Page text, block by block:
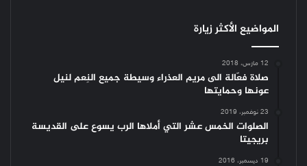
المواضيع الأكثر زيارة
12 مارس، 2018
صلاة فعّالة الى مريم العذراء وسيطة جميع النِعم لنيل
عونها وحمايتها
23 نوفمبر، 2019
الصلوات الخمس عشر التي أملاها الرب يسوع على القديسة
بريجيتا
19 ديسمبر، 2016